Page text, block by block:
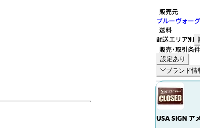
販売元
ブルーヴォー
送料
配送エリア別
販売・取引条件
設定あり
ブランド情
USA SIGN ア